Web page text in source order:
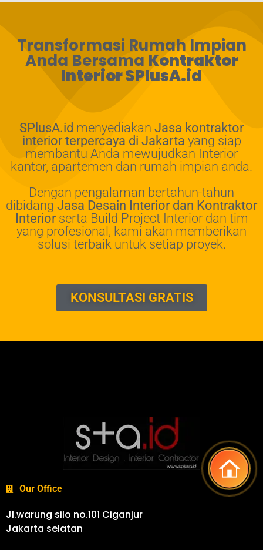
Transformasi Rumah Impian
Anda Bersama Kontraktor
Interior SPlusA.id
SPlusA.id menyediakan Jasa kontraktor
interior terpercaya di Jakarta yang siap
membantu Anda mewujudkan Interior
kantor, apartemen dan rumah impian anda.
Dengan pengalaman bertahun-tahun
dibidang Jasa Desain Interior dan Kontraktor
Interiorserta Build Project Interior dan tim
yang profesional, kami akan memberikan
solusi terbaik untuk setiap proyek.
KONSULTASI GRATIS
Our Office
Jl.warung silo no.101 Ciganjur
Jakarta selatan